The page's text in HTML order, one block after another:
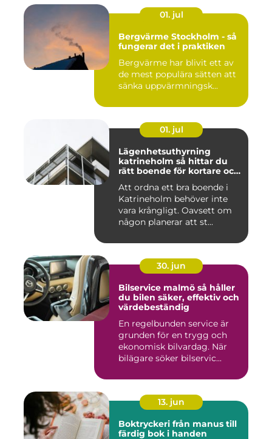
01. jul
Bergvärme Stockholm - så
fungerar det i praktiken
Bergvärme har blivit ett av
de mest populära sätten att
sänka uppvärmningsk...
01. jul
Lägenhetsuthyrning
katrineholm så hittar du
rätt boende för kortare och
Att ordna ett bra boende i
Katrineholm behöver inte
vara krångligt. Oavsett om
någon planerar att st...
30. jun
Bilservice malmö så håller
du bilen säker, effektiv och
värdebeständig
En regelbunden service är
grunden för en trygg och
ekonomisk bilvardag. När
bilägare söker bilservic...
13. jun
Boktryckeri från manus till
färdig bok i handen